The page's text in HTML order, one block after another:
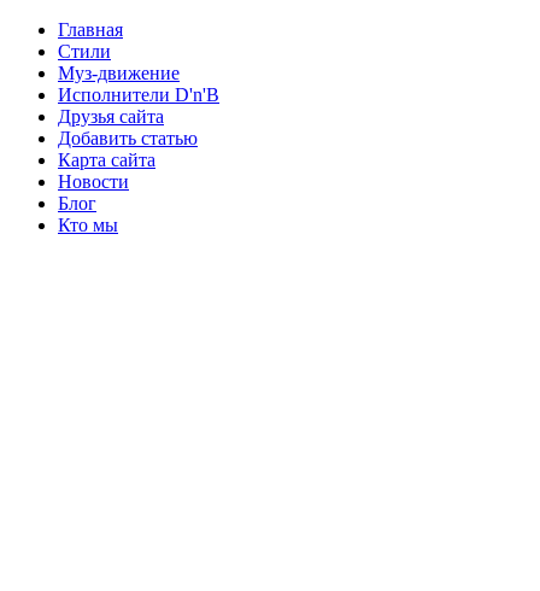
Главная
Стили
Муз-движение
Исполнители D'n'B
Друзья сайта
Добавить статью
Карта сайта
Новости
Блог
Кто мы